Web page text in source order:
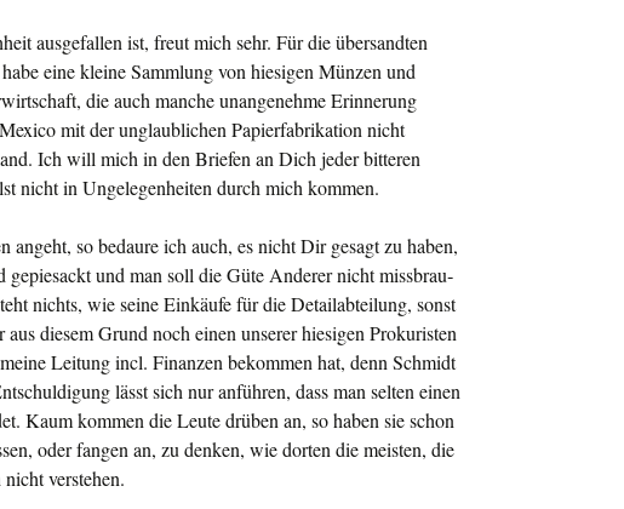
ausgefallen ist, freut mich sehr. Für die übersandten
eine kleine Sammlung von hiesigen Mün­zen und
die auch manche unange­nehme Erinnerung
mit der unglaublichen Papierfabri­kation nicht
Ich will mich in den Briefen an Dich jeder bitteren
nicht in Ungelegenheiten durch mich kommen.
angeht, so bedaure ich auch, es nicht Dir gesagt zu haben,
gepiesackt und man soll die Güte Anderer nicht missbrau­
nichts, wie seine Einkäufe für die Detailabteilung, sonst
diesem Grund noch einen unserer hiesigen Prokuri­sten
Leitung incl. Finanzen bekom­men hat, denn Schmidt
lässt sich nur anfüh­ren, dass man selten einen
Kaum kommen die Leute drüben an, so haben sie schon
oder fangen an, zu denken, wie dorten die meisten, die
verstehen.